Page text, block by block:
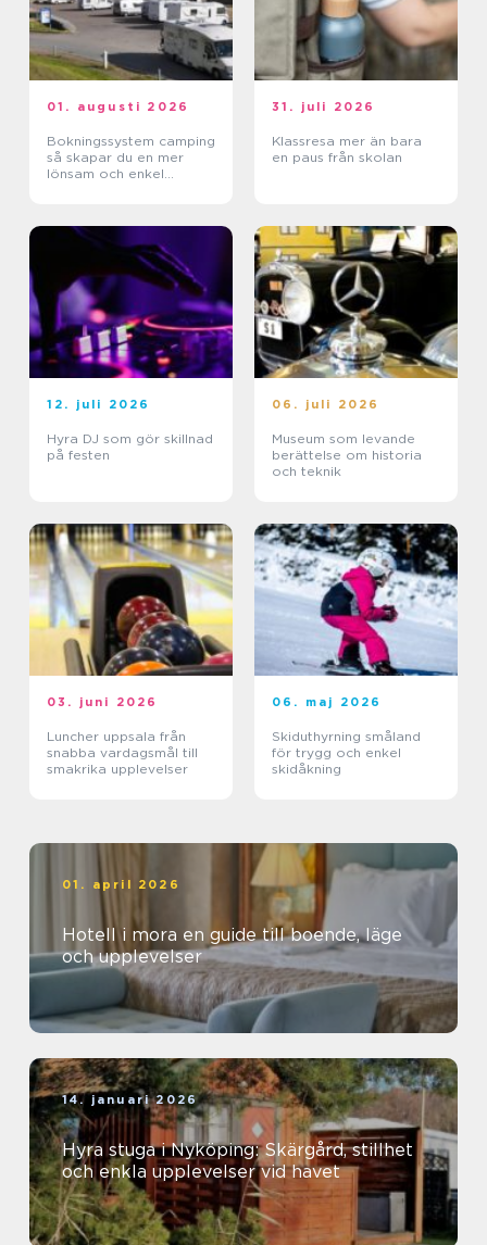
01. augusti 2026
Bokningssystem camping
så skapar du en mer
lönsam och enkel
31. juli 2026
Klassresa mer än bara
en paus från skolan
12. juli 2026
Hyra DJ som gör skillnad
på festen
06. juli 2026
Museum som levande
berättelse om historia
och teknik
03. juni 2026
Luncher uppsala från
snabba vardagsmål till
smakrika upplevelser
06. maj 2026
Skiduthyrning småland
för trygg och enkel
skidåkning
01. april 2026
Hotell i mora en guide till boende, läge
och upplevelser
14. januari 2026
Hyra stuga i Nyköping: Skärgård, stillhet
och enkla upplevelser vid havet